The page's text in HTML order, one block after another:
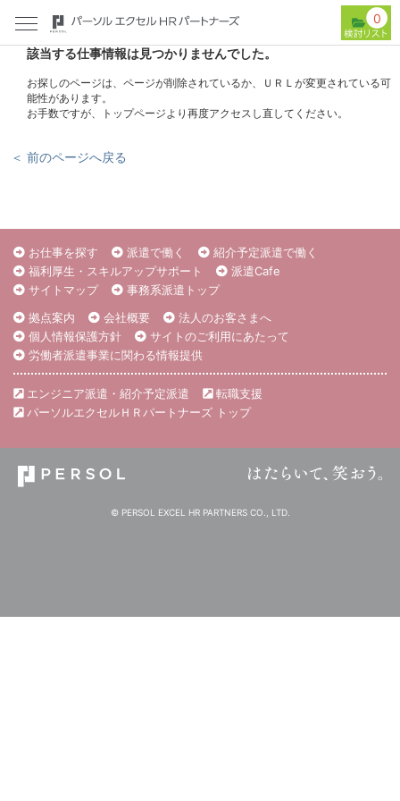
0
該当する仕事情報は見つかりませんでした。
お探しのページは、ページが削除されているか、ＵＲＬが変更されている可
能性があります。
お手数ですが、トップページより再度アクセスし直してください。
＜ 前のページへ戻る
お仕事を探す 派遣で働く
紹介予定派遣で働く
福利厚生・スキルアップサポート
派遣Cafe
サイトマップ
事務系派遣トップ
拠点案内
会社概要
法人のお客さまへ
個人情報保護方針
サイトのご利用にあたって
労働者派遣事業に関わる情報提供
エンジニア派遣・紹介予定派遣
転職支援
パーソルエクセルＨＲパートナーズ トップ
© PERSOL EXCEL HR PARTNERS CO., LTD.